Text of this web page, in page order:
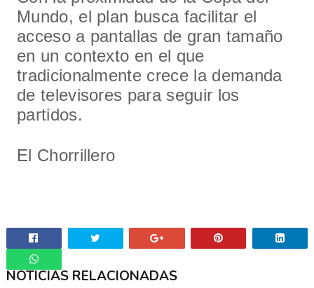
Mundo, el plan busca facilitar el
acceso a pantallas de gran tamaño
en un contexto en el que
tradicionalmente crece la demanda
de televisores para seguir los
partidos.
El Chorrillero
Whatsapp
NOTICIAS RELACIONADAS